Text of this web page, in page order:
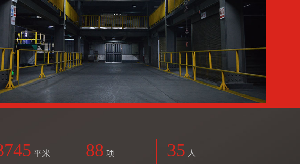
平米
88 项
35 人